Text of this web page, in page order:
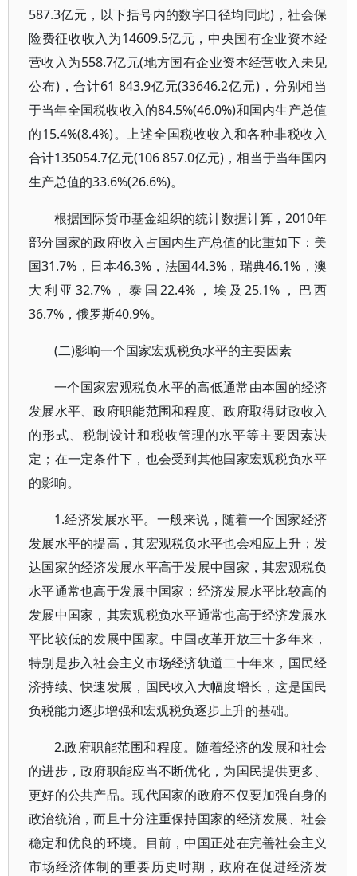
587.3亿元，以下括号内的数字口径均同此)，社会保
险费征收收入为14609.5亿元，中央国有企业资本经
营收入为558.7亿元(地方国有企业资本经营收入未见
公布)，合计61 843.9亿元(33646.2亿元)，分别相当
于当年全国税收收入的84.5%(46.0%)和国内生产总值
的15.4%(8.4%)。上述全国税收收入和各种非税收入
合计135054.7亿元(106 857.0亿元)，相当于当年国内
生产总值的33.6%(26.6%)。
根据国际货币基金组织的统计数据计算，2010年
部分国家的政府收入占国内生产总值的比重如下：美
国31.7%，日本46.3%，法国44.3%，瑞典46.1%，澳
大利亚32.7%，泰国22.4%，埃及25.1%，巴西
36.7%，俄罗斯40.9%。
(二)影响一个国家宏观税负水平的主要因素
一个国家宏观税负水平的高低通常由本国的经济
发展水平、政府职能范围和程度、政府取得财政收入
的形式、税制设计和税收管理的水平等主要因素决
定；在一定条件下，也会受到其他国家宏观税负水平
的影响。
1.经济发展水平。一般来说，随着一个国家经济
发展水平的提高，其宏观税负水平也会相应上升；发
达国家的经济发展水平高于发展中国家，其宏观税负
水平通常也高于发展中国家；经济发展水平比较高的
发展中国家，其宏观税负水平通常也高于经济发展水
平比较低的发展中国家。中国改革开放三十多年来，
特别是步入社会主义市场经济轨道二十年来，国民经
济持续、快速发展，国民收入大幅度增长，这是国民
负税能力逐步增强和宏观税负逐步上升的基础。
2.政府职能范围和程度。随着经济的发展和社会
的进步，政府职能应当不断优化，为国民提供更多、
更好的公共产品。现代国家的政府不仅要加强自身的
政治统治，而且十分注重保持国家的经济发展、社会
稳定和优良的环境。目前，中国正处在完善社会主义
市场经济体制的重要历史时期，政府在促进经济发